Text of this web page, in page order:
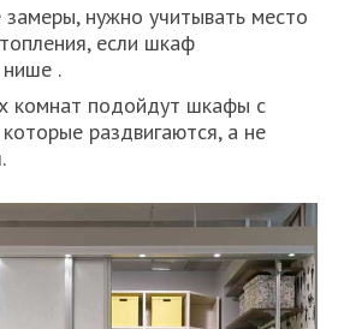
замеры, нужно учитывать место
если шкаф
нише .
комнат подойдут шкафы с
раздвигаются, а не